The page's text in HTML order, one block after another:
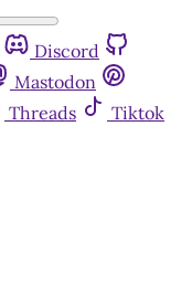
Discord
Mastodon
Threads
Tiktok